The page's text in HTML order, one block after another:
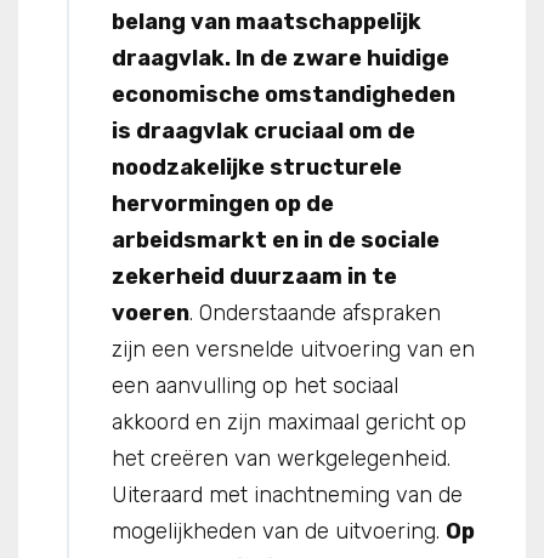
belang van maatschappelijk
draagvlak. In de zware huidige
economische omstandigheden
is draagvlak cruciaal om de
noodzakelijke structurele
hervormingen op de
arbeidsmarkt en in de sociale
zekerheid duurzaam in te
voeren. Onderstaande afspraken
zijn een versnelde uitvoering van en
een aanvulling op het sociaal
akkoord en zijn maximaal gericht op
het creëren van werkgelegenheid.
Uiteraard met inachtneming van de
mogelijkheden van de uitvoering. Op